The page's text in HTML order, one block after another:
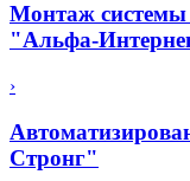
Монтаж системы
"Альфа-
›
Стронг"